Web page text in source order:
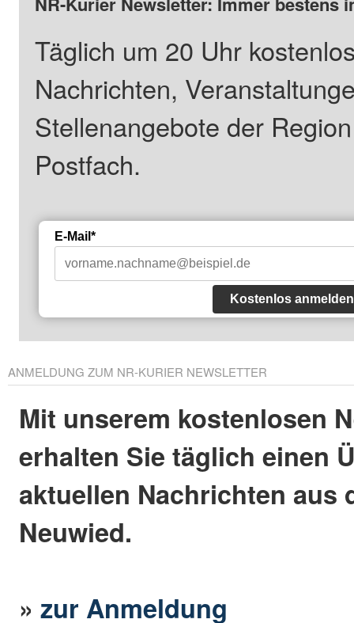
Täglich um 20 Uhr
Nachrichten,
Stellenangebote der
Postfach.
E-Mail*
Kostenlos anmelden
ANMELDUNG ZUM NR-KURIER NEWSLETTER
Mit unserem kostenlosen
erhalten Sie täglich einen
aktuellen Nachrichten aus
Neuwied.
»zur Anmeldung